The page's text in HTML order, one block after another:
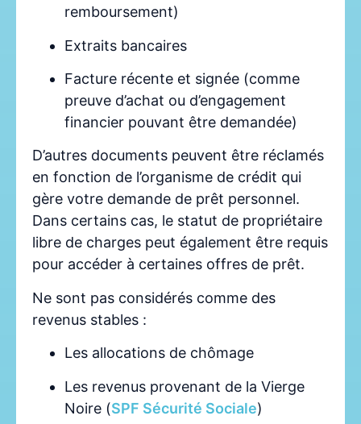
remboursement)
Extraits bancaires
Facture récente et signée (comme
preuve d’achat ou d’engagement
financier pouvant être demandée)
D’autres documents peuvent être réclamés
en fonction de l’organisme de crédit qui
gère votre demande de prêt personnel.
Dans certains cas, le statut de propriétaire
libre de charges peut également être requis
pour accéder à certaines offres de prêt.
Ne sont pas considérés comme des
revenus stables :
Les allocations de chômage
Les revenus provenant de la Vierge
Noire (SPF Sécurité Sociale)